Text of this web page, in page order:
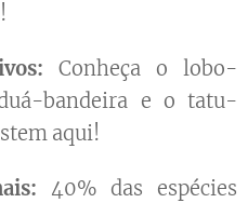
Conheça o lobo-
bandeira e o tatu-
aqui!
40% das espécies